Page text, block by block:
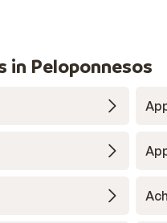
in Peloponnesos